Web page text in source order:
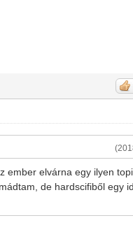
ember elvárna egy ilyen
de hardscifiből egy